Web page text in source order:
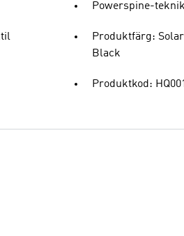
Powerspine-teknik
Produktfärg:
Black
Produktkod: